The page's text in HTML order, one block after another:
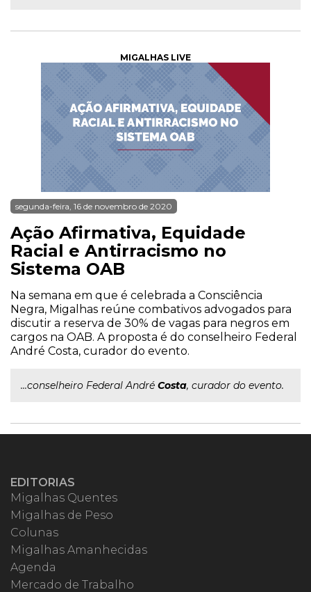
MIGALHAS LIVE
segunda-feira, 16 de novembro de 2020
Ação Afirmativa, Equidade
Racial e Antirracismo no
Sistema OAB
Na semana em que é celebrada a Consciência
Negra, Migalhas reúne combativos advogados para
discutir a reserva de 30% de vagas para negros em
cargos na OAB. A proposta é do conselheiro Federal
André Costa, curador do evento.
...conselheiro Federal André Costa, curador do evento.
EDITORIAS
Migalhas Quentes
Migalhas de Peso
Colunas
Migalhas Amanhecidas
Agenda
Mercado de Trabalho